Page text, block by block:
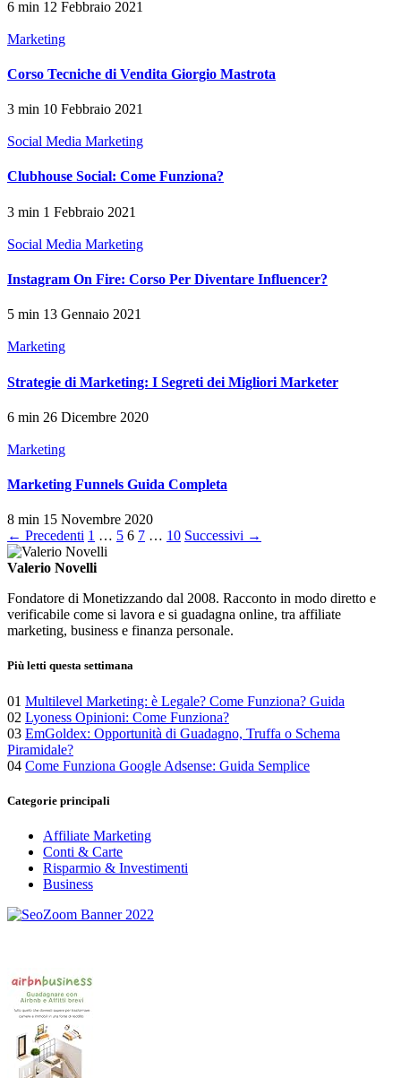
6 min 12 Febbraio 2021
Marketing
Corso Tecniche di Vendita Giorgio Mastrota
3 min 10 Febbraio 2021
Social Media Marketing
Clubhouse Social: Come Funziona?
3 min 1 Febbraio 2021
Social Media Marketing
Instagram On Fire: Corso Per Diventare Influencer?
5 min 13 Gennaio 2021
Marketing
Strategie di Marketing: I Segreti dei Migliori Marketer
6 min 26 Dicembre 2020
Marketing
Marketing Funnels Guida Completa
8 min 15 Novembre 2020
Paginazione
degli
articoli
← Precedenti 1 … 5 6 7 … 10 Successivi →
Valerio Novelli
Fondatore di Monetizzando dal 2008. Racconto in modo diretto e
verificabile come si lavora e si guadagna online, tra affiliate
marketing, business e finanza personale.
Più letti questa settimana
01 Multilevel Marketing: è Legale? Come Funziona? Guida
02 Lyoness Opinioni: Come Funziona?
03 EmGoldex: Opportunità di Guadagno, Truffa o Schema
Piramidale?
04 Come Funziona Google Adsense: Guida Semplice
Categorie principali
Affiliate Marketing
Conti & Carte
Risparmio & Investimenti
Business